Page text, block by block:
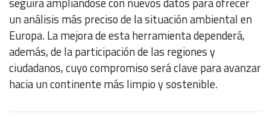
un análisis más preciso de la situación ambiental en
Europa. La mejora de esta herramienta dependerá,
además, de la participación de las regiones y
ciudadanos, cuyo compromiso será clave para avanzar
hacia un continente más limpio y sostenible.